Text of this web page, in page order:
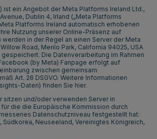
ist ein Angebot der Meta Platforms Ireland Ltd.,
Dublin 4, Irland („Meta Platforms
Platforms Ireland automatisch erhobenen
Nutzung unserer Online-Präsenz auf
in der Regel an einen Server der Meta
Road, Menlo Park, California 94025, USA
Die Datenverarbeitung im Rahmen
(by Meta) Fanpage erfolgt auf
zwischen gemeinsam
Art. 26 DSGVO. Weitere Informationen
Daten) finden Sie hier.
sitzen und/oder verwenden Server in
die die Europäische Kommission durch
Datenschutzniveau festgestellt hat:
Südkorea, Neuseeland, Vereinigtes Königreich,